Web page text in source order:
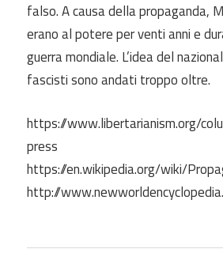
falso. A causa della propaganda,
erano al potere per venti anni e
guerra mondiale. L’idea del
fascisti sono andati troppo oltre.
https://www.libertarianism.org/
press
https://en.wikipedia.org/wiki/
http://